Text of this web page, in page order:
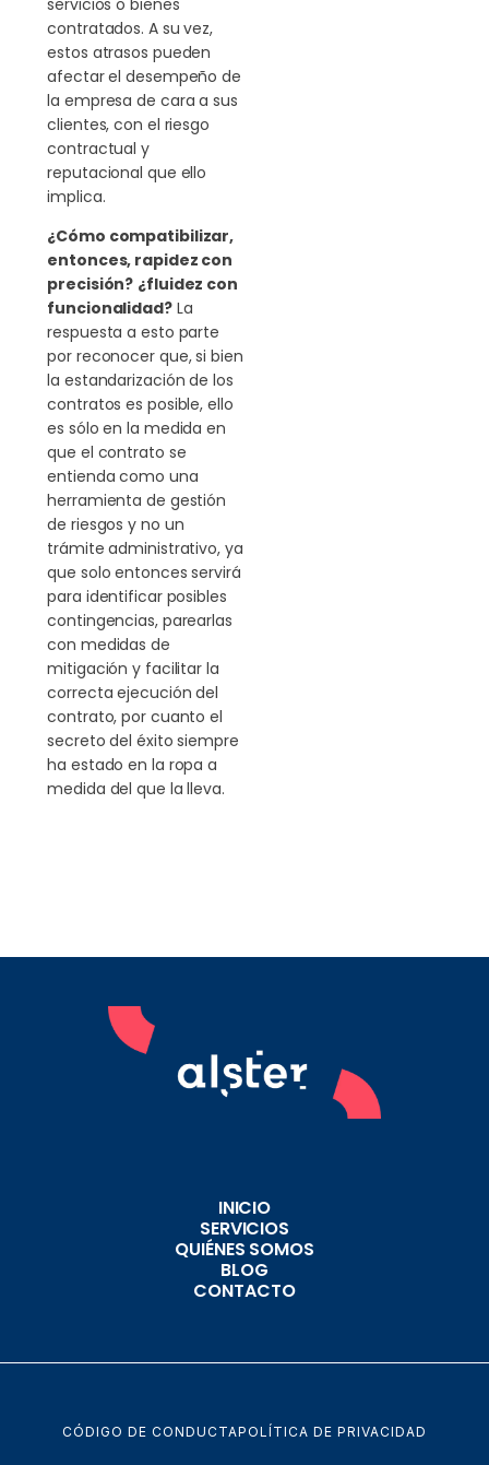
servicios o bienes
contratados. A su vez,
estos atrasos pueden
afectar el desempeño de
la empresa de cara a sus
clientes, con el riesgo
contractual y
reputacional que ello
implica.
¿Cómo compatibilizar,
entonces, rapidez con
precisión? ¿fluidez con
funcionalidad?La
respuesta a esto parte
por reconocer que, si bien
la estandarización de los
contratos es posible, ello
es sólo en la medida en
que el contrato se
entienda como una
herramienta de gestión
de riesgos y no un
trámite administrativo, ya
que solo entonces servirá
para identificar posibles
contingencias, parearlas
con medidas de
mitigación y facilitar la
correcta ejecución del
contrato, por cuanto el
secreto del éxito siempre
ha estado en la ropa a
medida del que la lleva.
INICIO
SERVICIOS
QUIÉNES SOMOS
BLOG
CONTACTO
CÓDIGO DE CONDUCTAPOLÍTICA DE PRIVACIDAD